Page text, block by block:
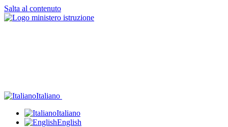
Salta al contenuto
Italiano
Italiano
English